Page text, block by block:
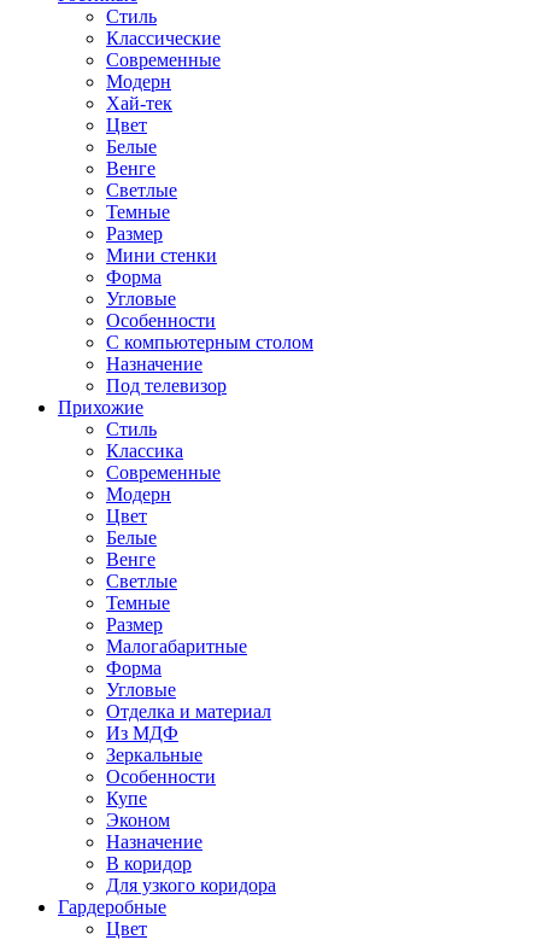
Стиль
Классические
Современные
Модерн
Хай-тек
Цвет
Белые
Венге
Светлые
Темные
Размер
Мини стенки
Форма
Угловые
Особенности
С компьютерным столом
Назначение
Под телевизор
Прихожие
Стиль
Классика
Современные
Модерн
Цвет
Белые
Венге
Светлые
Темные
Размер
Малогабаритные
Форма
Угловые
Отделка и материал
Из МДФ
Зеркальные
Особенности
Купе
Эконом
Назначение
В коридор
Для узкого коридора
Гардеробные
Цвет